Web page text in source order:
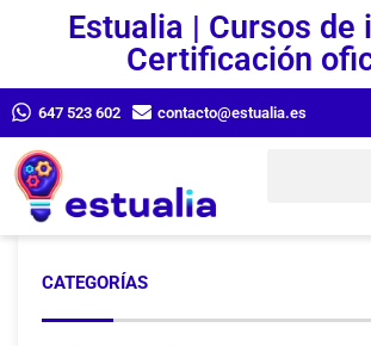
Estualia | Cursos de
Certificación
647 523 602 contacto@estualia.es
CATEGORÍAS